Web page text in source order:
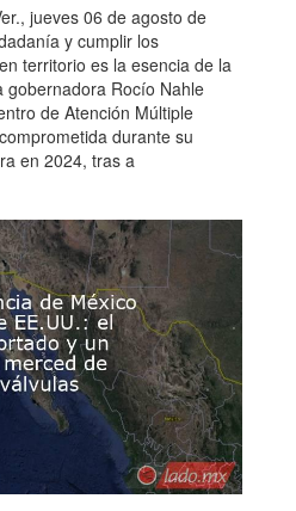
jueves 06 de agosto de
y cumplir los
territorio es la esencia de la
gobernadora Rocío Nahle
de Atención Múltiple
durante su
en 2024, tras a